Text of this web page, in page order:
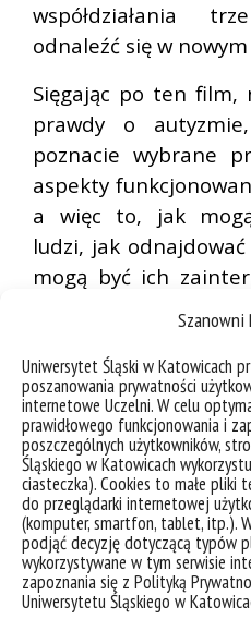
Szanowni
Uniwersytet Śląski w Katowicach
poszanowania prywatności
internetowe Uczelni. W celu
prawidłowego funkcjonowania i
poszczególnych użytkowników,
Śląskiego w Katowicach
ciasteczka). Cookies to małe pliki
do przeglądarki internetowej
(komputer, smartfon, tablet, itp.).
podjąć decyzję dotyczącą typów
wykorzystywane w tym serwisie
zapoznania się z Polityką
Uniwersytetu Śląskiego w
współdziałania
odnaleźć się w
Sięgając po ten film,
prawdy o
poznacie wybrane
aspekty
a więc to, jak
ludzi, jak
mogą być ich
jak mogą
dwuznaczność.
wszystko może być
Serialowe postaci są
swoje
każda coś wnosi
składającej się na
historię o ich
świetnie
wrażliwości i empatii.